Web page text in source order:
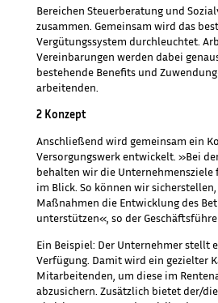
Bereichen Steuerberatung und
zusammen. Gemeinsam wird das
Vergütungssystem durchleuchtet.
Vereinbarungen werden dabei
bestehende Benefits und
arbeitenden.
2 Konzept
Anschließend wird gemeinsam ein
Versorgungswerk entwickelt. »Bei
behalten wir die Unternehmensziele
im Blick. So können wir
Maßnahmen die Entwicklung des
unterstützen«, so der
Ein Beispiel: Der Unternehmer stellt
Verfügung. Damit wird ein gezielter
Mitarbeitenden, um diese im
abzusichern. Zusätzlich bietet der/